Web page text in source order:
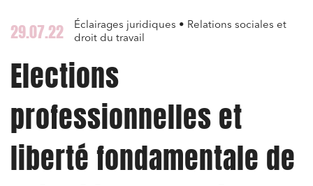
29.07.22
Éclairages juridiques • Relations sociales et
droit du travail
Elections
professionnelles et
liberté fondamentale de